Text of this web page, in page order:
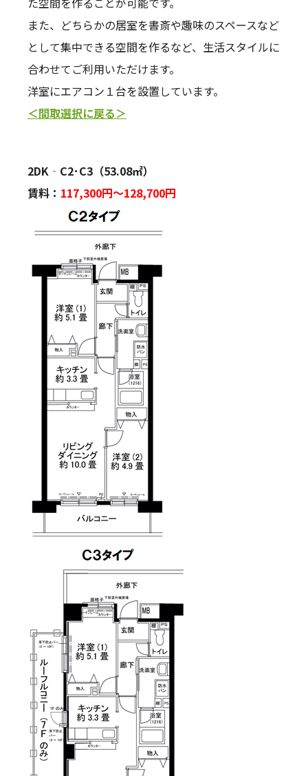
また、どちらかの居室を書斎や趣味のスペースなど
として集中できる空間を作るなど、生活スタイルに
合わせてご利用いただけます。
洋室にエアコン１台を設置しています。
＜間取選択に戻る＞
2DK‐C2･C3（53.08㎡）
賃料： 117,300円～128,700円